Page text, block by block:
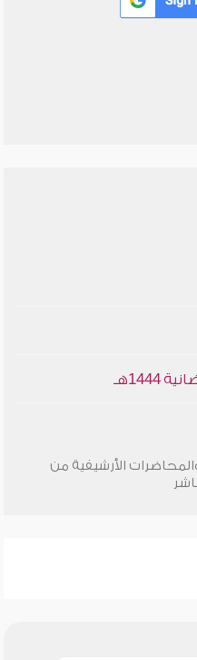
الأرشيفية من